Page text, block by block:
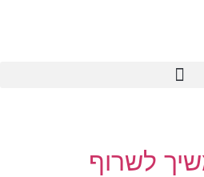
לשרוף